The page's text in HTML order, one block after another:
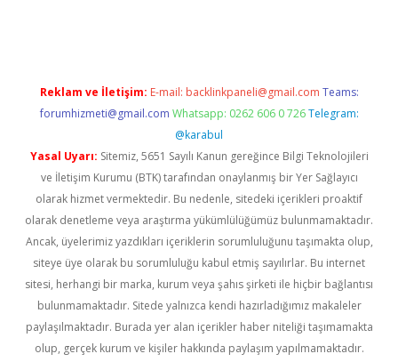
Reklam ve İletişim: E-mail: backlinkpaneli@gmail.com Teams:
forumhizmeti@gmail.com Whatsapp: 0262 606 0 726 Telegram:
@karabul
Yasal Uyarı: Sitemiz, 5651 Sayılı Kanun gereğince Bilgi Teknolojileri
ve İletişim Kurumu (BTK) tarafından onaylanmış bir Yer Sağlayıcı
olarak hizmet vermektedir. Bu nedenle, sitedeki içerikleri proaktif
olarak denetleme veya araştırma yükümlülüğümüz bulunmamaktadır.
Ancak, üyelerimiz yazdıkları içeriklerin sorumluluğunu taşımakta olup,
siteye üye olarak bu sorumluluğu kabul etmiş sayılırlar. Bu internet
sitesi, herhangi bir marka, kurum veya şahıs şirketi ile hiçbir bağlantısı
bulunmamaktadır. Sitede yalnızca kendi hazırladığımız makaleler
paylaşılmaktadır. Burada yer alan içerikler haber niteliği taşımamakta
olup, gerçek kurum ve kişiler hakkında paylaşım yapılmamaktadır.